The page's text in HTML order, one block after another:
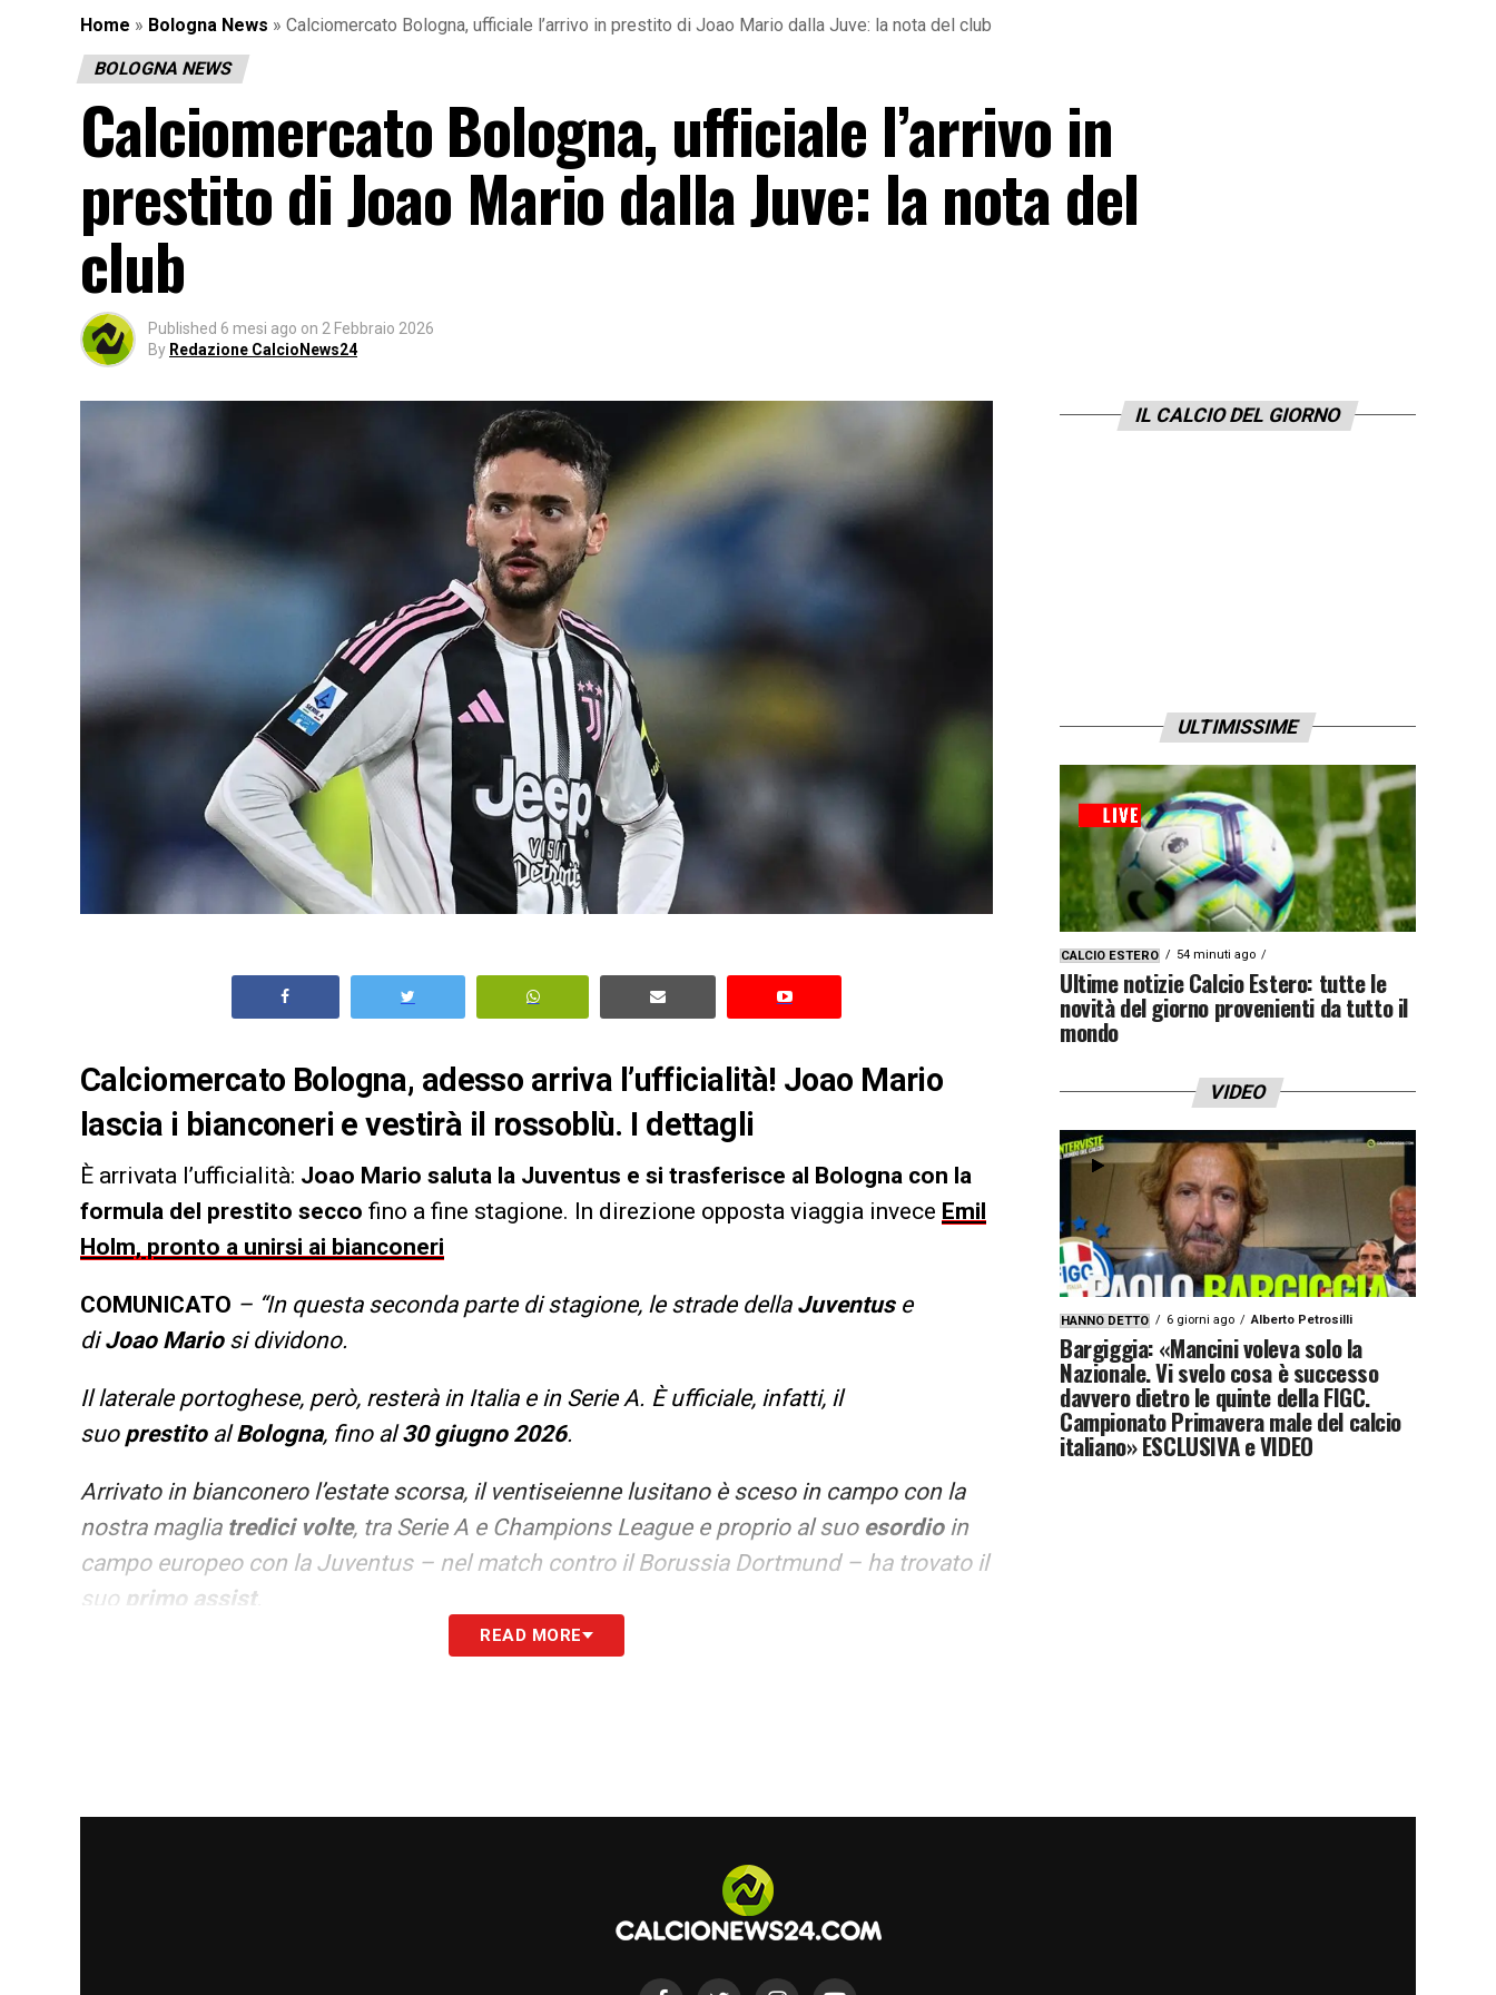
Home » Bologna News » Calciomercato Bologna, ufficiale l’arrivo in prestito di Joao Mario dalla Juve: la nota del club
BOLOGNA NEWS
Calciomercato Bologna, ufficiale l’arrivo in
prestito di Joao Mario dalla Juve: la nota del
club
Published 6 mesi ago on 2 Febbraio 2026
By Redazione CalcioNews24
Calciomercato Bologna, adesso arriva l’ufficialità! Joao Mario
lascia i bianconeri e vestirà il rossoblù. I dettagli
È arrivata l’ufficialità: Joao Mario saluta la Juventus e si trasferisce al Bologna con la
formula del prestito secco fino a fine stagione. In direzione opposta viaggia invece Emil
Holm, pronto a unirsi ai bianconeri
COMUNICATO – “In questa seconda parte di stagione, le strade della Juventuse
diJoao Mariosi dividono.
Il laterale portoghese, però, resterà in Italia e in Serie A. È ufficiale, infatti, il
suo prestitoalBologna, fino al30 giugno 2026.
Arrivato in bianconero l’estate scorsa, il ventiseienne lusitano è sceso in campo con la
nostra maglia tredici volte, tra Serie A e Champions League e proprio al suo esordioin
campo europeo con la Juventus – nel match contro il Borussia Dortmund – ha trovato il
suo primo assist.
In bocca al lupo per questa nuova avventura!”.
READ MORE
IL CALCIO DEL GIORNO
ULTIMISSIME
CALCIO ESTERO 54 minuti ago
Ultime notizie Calcio Estero: tutte le
novità del giorno provenienti da tutto il
mondo
VIDEO
HANNO DETTO 6 giorni ago Alberto Petrosilli
Bargiggia: «Mancini voleva solo la
Nazionale. Vi svelo cosa è successo
davvero dietro le quinte della FIGC.
Campionato Primavera male del calcio
italiano» ESCLUSIVA e VIDEO